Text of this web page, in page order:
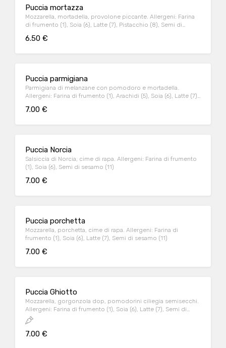
Puccia mortazza
Mozzarella, mortadella, provolone piccante. Allergeni: Farina
di frumento (1), Soia (6), Latte (7), Pistacchio (8), Semi di
6.50 €
Puccia parmigiana
Parmigiana di melanzane con pomodoro e mortadella.
Allergeni: Farina di frumento (1), Arachidi (5), Soia (6), Latte (7),
7.00 €
Puccia Norcia
Salsiccia di Norcia, cime di rapa. Allergeni: Farina di frumento
(1), Soia (6), Semi di sesamo (11)
7.00 €
Puccia porchetta
Mozzarella, porchetta, cime di rapa. Allergeni: Farina di
frumento (1), Soia (6), Latte (7), Semi di sesamo (11)
7.00 €
Puccia Ghiotto
Mozzarella, gorgonzola dop, pomodorini ciliegia semisecchi.
Allergeni: Farina di frumento (1), Soia (6), Latte (7), Semi di
sesamo (11)
7.00 €